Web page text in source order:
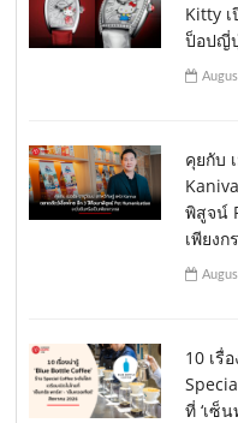
Kitty
ป็อปญี่
คุยกับ
พิสูจน์
เพียงก
10 เรื่
ที่ ‘เซ็